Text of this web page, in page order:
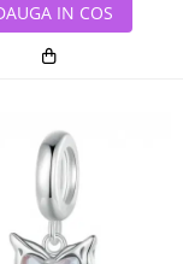
IN COS